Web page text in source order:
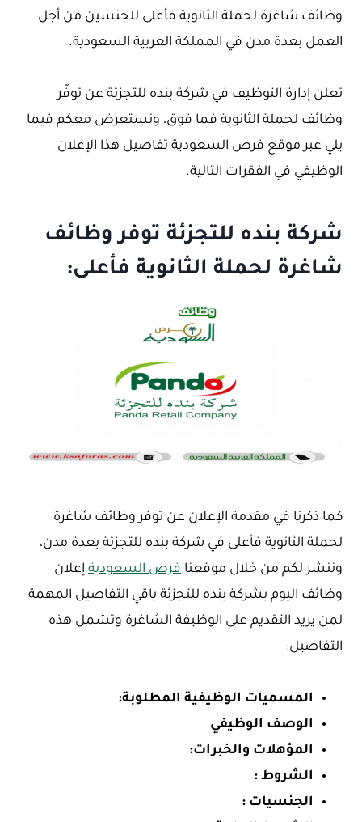
وظائف شاغرة لحملة الثانوية فأعلى للجنسين من أجل
العمل بعدة مدن في المملكة العربية السعودية.
تعلن إدارة التوظيف في شركة بنده للتجزئة عن توفّر
وظائف لحملة الثانوية فما فوق، ونستعرض معكم فيما
يلي عبر موقع فرص السعودية تفاصيل هذا الإعلان
الوظيفي في الفقرات التالية.
شركة بنده للتجزئة توفر وظائف
شاغرة لحملة الثانوية فأعلى:
كما ذكرنا في مقدمة الإعلان عن توفر وظائف شاغرة
لحملة الثانوية فأعلى في شركة بنده للتجزئة بعدة مدن،
وننشر لكم من خلال موقعنا فرص السعودية إعلان
وظائف اليوم بشركة بنده للتجزئة باقي التفاصيل المهمة
لمن يريد التقديم على الوظيفة الشاغرة وتشمل هذه
التفاصيل:
المسميات الوظيفية المطلوبة:
الوصف الوظيفي
المؤهلات والخبرات:
الشروط :
الجنسيات :